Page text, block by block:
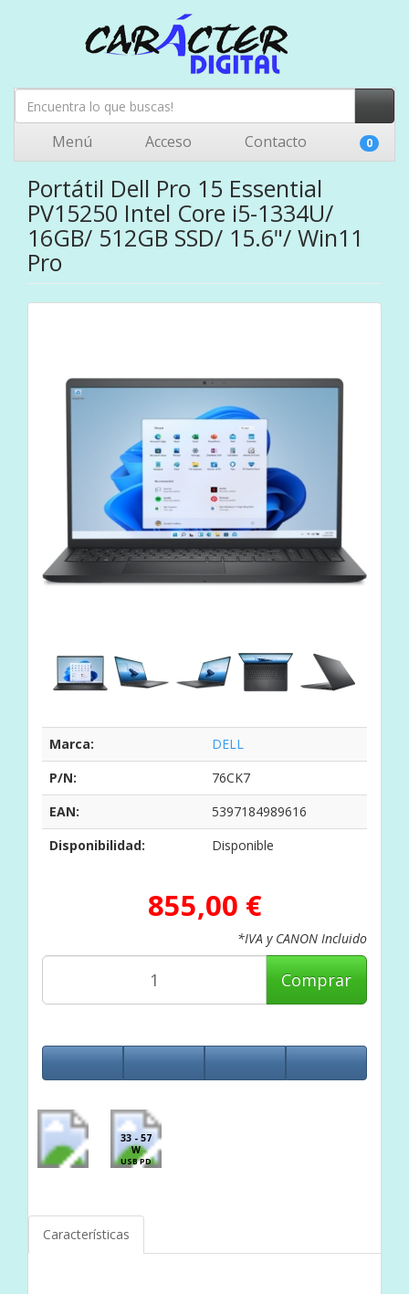
Menú Acceso Contacto 0
Portátil Dell Pro 15 Essential
PV15250 Intel Core i5-1334U/
16GB/ 512GB SSD/ 15.6"/ Win11
Pro
Marca:
DELL
P/N:
76CK7
EAN:
5397184989616
Disponibilidad:
Disponible
855,00 €
*IVA y CANON Incluido
Comprar
33 - 57
W
USB PD
Características